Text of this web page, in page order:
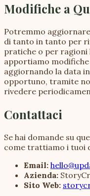
Modifiche a
Potremmo
di tanto in tanto per
pratiche o per ragioni
apportiamo
aggiornando la data
opportuno, tramite
rivedere
Contattaci
Se hai domande su
come trattiamo i tuoi
Email:
Azienda:
Sito Web: